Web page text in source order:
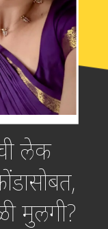
लेक
मुलगी?